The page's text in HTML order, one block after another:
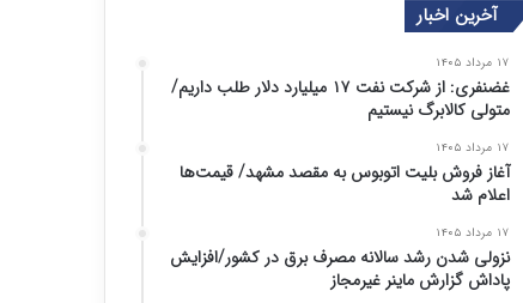
آخرین اخبار
۱۷ مرداد ۱۴۰۵
غضنفری: از شرکت نفت ۱۷ میلیارد دلار طلب داریم/
متولی کالابرگ نیستیم
۱۷ مرداد ۱۴۰۵
آغاز فروش بلیت اتوبوس به مقصد مشهد/ قیمت‌ها
اعلام شد
۱۷ مرداد ۱۴۰۵
نزولی شدن رشد سالانه مصرف برق در کشور/افزایش
پاداش گزارش ماینر غیرمجاز